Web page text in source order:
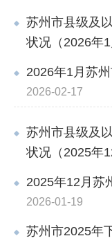
苏州市县级及
状况（2026年1
2026年1月苏
2026-02-17
苏州市县级及
状况（2025年
2025年12月苏
2026-01-19
苏州市2025年